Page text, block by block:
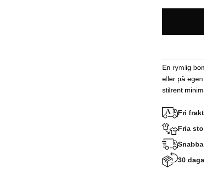
En rymlig
eller på
stilrent
Fri
Fria
30